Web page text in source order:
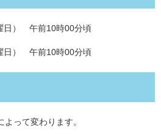
日） 午前10時00分頃
日） 午前10時00分頃
って変わります。